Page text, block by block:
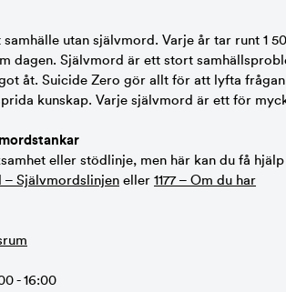
utan självmord. Varje år tar runt 1
dagen. Självmord är ett stort
åt. Suicide Zero gör allt för att lyfta
kunskap. Varje självmord är ett för
eller stödlinje, men här kan du få
– Självmordslinjen eller 1177 – Om du har
- 16:00